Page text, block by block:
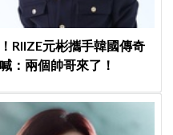
RIIZE元彬攜手韓國傳奇
：兩個帥哥來了！